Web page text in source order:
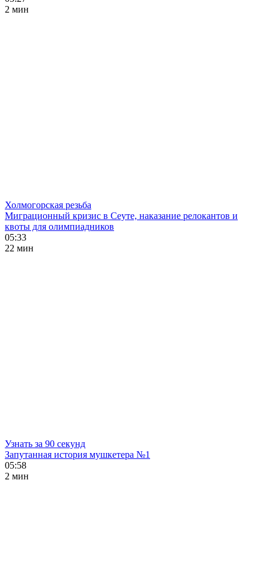
2 мин
Холмогорская резьба
Миграционный кризис в Сеуте, наказание релокантов и
квоты для олимпиадников
05:33
22 мин
Узнать за 90 секунд
Запутанная история мушкетера №1
05:58
2 мин